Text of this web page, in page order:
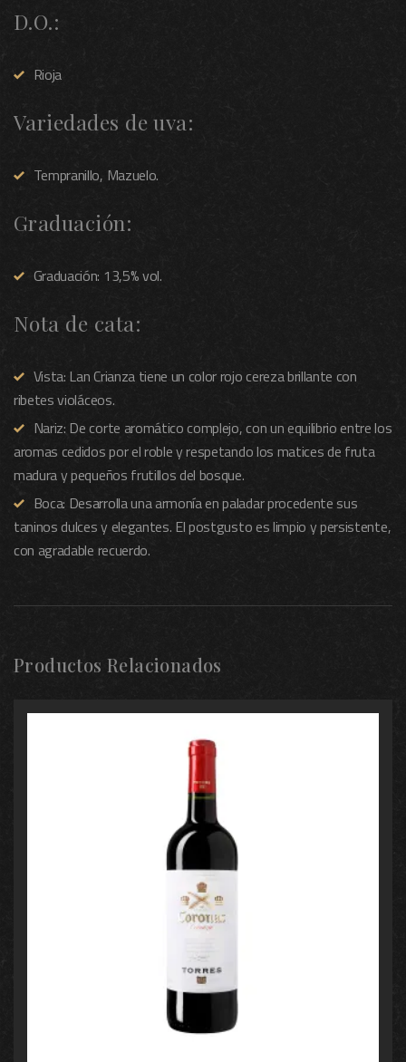
D.O.:
Rioja
Variedades de uva:
Tempranillo, Mazuelo.
Graduación:
Graduación: 13,5% vol.
Nota de cata:
Vista: Lan Crianza tiene un color rojo cereza brillante con
ribetes violáceos.
Nariz: De corte aromático complejo, con un equilibrio entre los
aromas cedidos por el roble y respetando los matices de fruta
madura y pequeños frutillos del bosque.
Boca: Desarrolla una armonía en paladar procedente sus
taninos dulces y elegantes. El postgusto es limpio y persistente,
con agradable recuerdo.
Productos Relacionados